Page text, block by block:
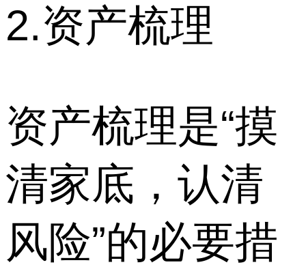
2.资产梳理
资产梳理是“摸
清家底，认清
风险”的必要措